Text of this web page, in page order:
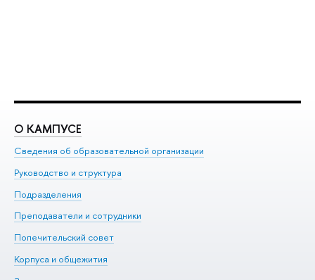
О КАМПУСЕ
Сведения об образовательной организации
Руководство и структура
Подразделения
Преподаватели и сотрудники
Попечительский совет
Корпуса и общежития